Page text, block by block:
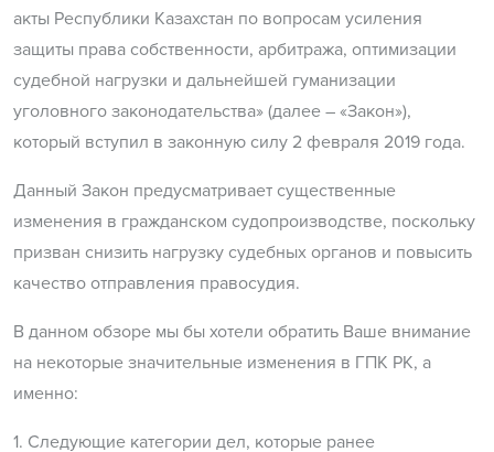
акты Республики Казахстан по вопросам усиления
защиты права собственности, арбитража, оптимизации
судебной нагрузки и дальнейшей гуманизации
уголовного законодательства» (далее – «Закон»),
который вступил в законную силу 2 февраля 2019 года.
Данный Закон предусматривает существенные
изменения в гражданском судопроизводстве, поскольку
призван снизить нагрузку судебных органов и повысить
качество отправления правосудия.
В данном обзоре мы бы хотели обратить Ваше внимание
на некоторые значительные изменения в ГПК РК, а
именно:
1. Следующие категории дел, которые ранее